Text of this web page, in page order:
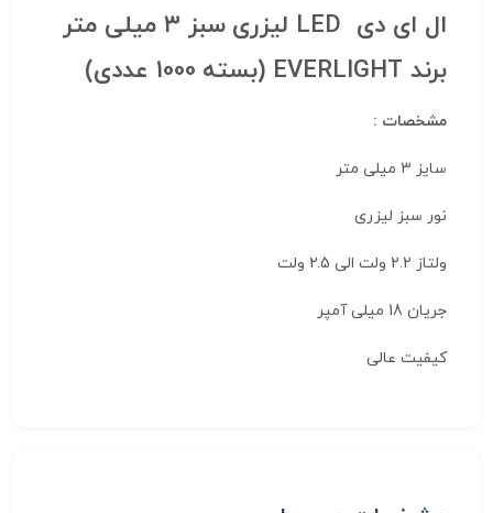
ال ای دی LED لیزری سبز ۳ میلی متر
برند EVERLIGHT (بسته 1000 عددی)
مشخصات :
سایز 3 میلی متر
نور سبز لیزری
ولتاز 2.2 ولت الی 2.5 ولت
جریان 18 میلی آمپر
کیفیت عالی